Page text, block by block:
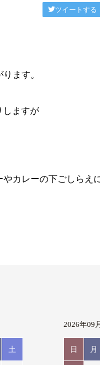
ツイートする
ます。
ますが
カレーの下ごしらえ
土
2026年09月
日 月